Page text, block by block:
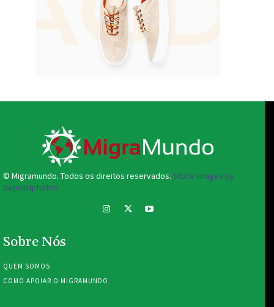
© Migramundo. Todos os direitos reservados. Stock images by
Depositphotos.
Sobre Nós
QUEM SOMOS
COMO APOIAR O MIGRAMUNDO